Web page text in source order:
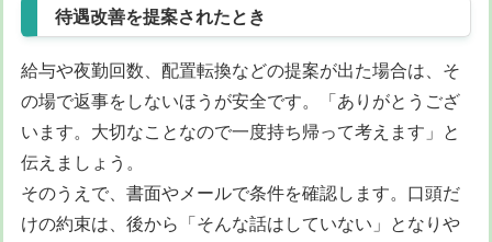
待遇改善を提案されたとき
給与や夜勤回数、配置転換などの提案が出た場合は、そ
の場で返事をしないほうが安全です。「ありがとうござ
います。大切なことなので一度持ち帰って考えます」と
伝えましょう。
そのうえで、書面やメールで条件を確認します。口頭だ
けの約束は、後から「そんな話はしていない」となりや